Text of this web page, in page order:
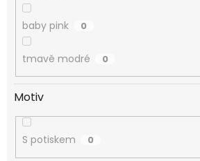
baby pink 0
tmavě modré 0
Motiv
S potiskem 0